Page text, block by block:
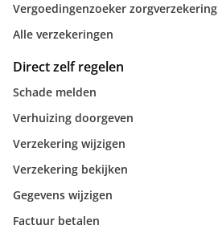
Vergoedingenzoeker zorgverzekering
Alle verzekeringen
Direct zelf regelen
Schade melden
Verhuizing doorgeven
Verzekering wijzigen
Verzekering bekijken
Gegevens wijzigen
Factuur betalen